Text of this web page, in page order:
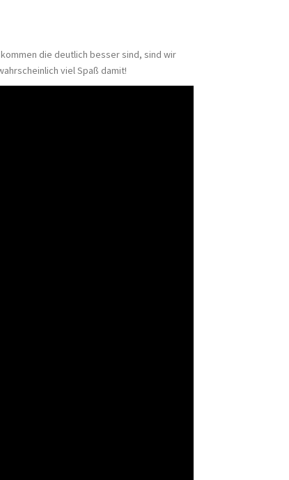
die deutlich besser sind, sind wir
viel Spaß damit!